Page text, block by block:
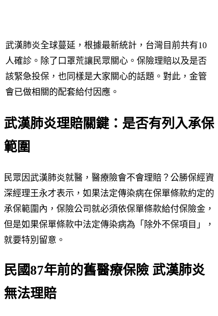
武漢肺炎全球蔓延，根據最新統計，台灣目前共有10
人確診。除了口罩荒讓民眾關心。保險理賠以及是否
該緊急投保，也同樣是大家關心的話題。對此，金管
會已做相關的配套給付因應。
武漢肺炎理賠關鍵：是否有列入承保
範圍
民眾因武漢肺炎就醫，醫療險會不會理賠？公勝保經資
深經理王永才表示，如果法定傳染病在保單條款約定的
承保範圍內，保險公司就必須依保單條款給付保險金，
但是如果保單條款中法定傳染病為「除外不保項目」，
就要特別留意。
民國87年前的舊醫療保險 武漢肺炎
無法理賠